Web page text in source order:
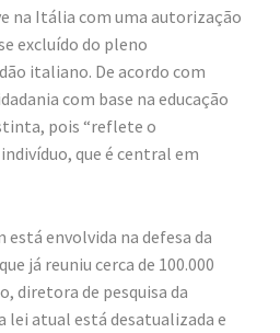
na Itália com uma autorização
excluído do pleno
italiano. De acordo com
com base na educação
pois “reflete o
que é central em
está envolvida na defesa da
já reuniu cerca de 100.000
diretora de pesquisa da
lei atual está desatualizada e